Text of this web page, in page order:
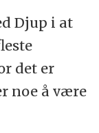
Djup i at
det er
noe å være